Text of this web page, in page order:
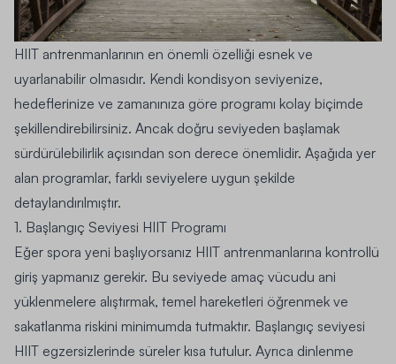
HIIT antrenmanlarının en önemli özelliği esnek ve
uyarlanabilir olmasıdır. Kendi kondisyon seviyenize,
hedeflerinize ve zamanınıza göre programı kolay biçimde
şekillendirebilirsiniz. Ancak doğru seviyeden başlamak
sürdürülebilirlik açısından son derece önemlidir. Aşağıda yer
alan programlar, farklı seviyelere uygun şekilde
detaylandırılmıştır.
1. Başlangıç Seviyesi HIIT Programı
Eğer spora yeni başlıyorsanız HIIT antrenmanlarına kontrollü
giriş yapmanız gerekir. Bu seviyede amaç vücudu ani
yüklenmelere alıştırmak, temel hareketleri öğrenmek ve
sakatlanma riskini minimumda tutmaktır. Başlangıç seviyesi
HIIT egzersizlerinde süreler kısa tutulur. Ayrıca dinlenme